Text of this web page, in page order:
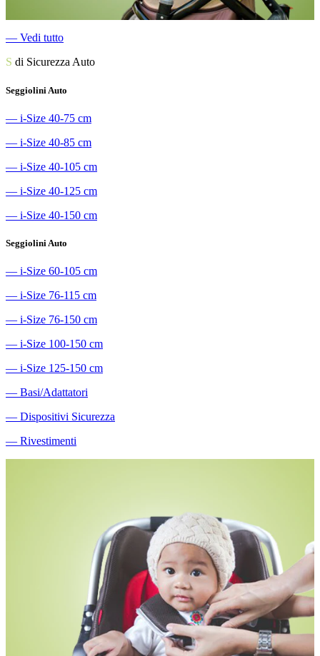
― Vedi tutto
S di Sicurezza Auto
Seggiolini Auto
― i-Size 40-75 cm
― i-Size 40-85 cm
― i-Size 40-105 cm
― i-Size 40-125 cm
― i-Size 40-150 cm
Seggiolini Auto
― i-Size 60-105 cm
― i-Size 76-115 cm
― i-Size 76-150 cm
― i-Size 100-150 cm
― i-Size 125-150 cm
― Basi/Adattatori
― Dispositivi Sicurezza
― Rivestimenti